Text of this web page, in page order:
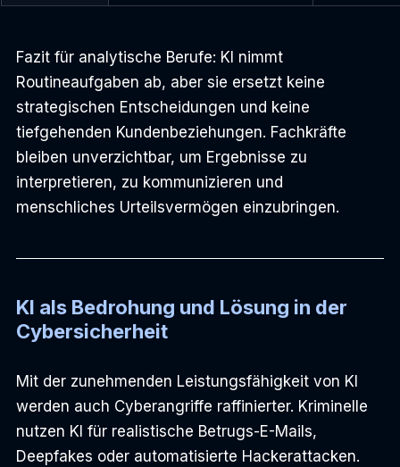
Fazit für analytische Berufe: KI nimmt
Routineaufgaben ab, aber sie ersetzt keine
strategischen Entscheidungen und keine
tiefgehenden Kundenbeziehungen. Fachkräfte
bleiben unverzichtbar, um Ergebnisse zu
interpretieren, zu kommunizieren und
menschliches Urteilsvermögen einzubringen.
KI als Bedrohung und Lösung in der
Cybersicherheit
Mit der zunehmenden Leistungsfähigkeit von KI
werden auch Cyberangriffe raffinierter. Kriminelle
nutzen KI für realistische Betrugs-E-Mails,
Deepfakes oder automatisierte Hackerattacken.